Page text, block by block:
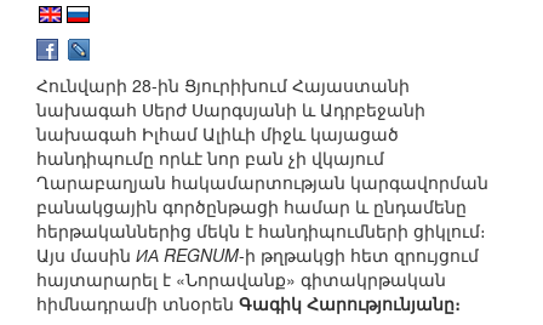
Հունվարի 28-ին Ցյուրիխում Հայաստանի
նախագահ Սերժ Սարգսյանի և Ադրբեջանի
նախագահ Իլհամ Ալիևի միջև կայացած
հանդիպումը որևէ նոր բան չի վկայում
Ղարաբաղյան հակամարտության կարգավորման
բանակցային գործընթացի համար և ընդամենը
հերթականներից մեկն է հանդիպումների ցիկլում։
Այս մասին ИА REGNUM-ի թղթակցի հետ զրույցում
հայտարարել է «Նորավանք» գիտակրթական
հիմնադրամի տնօրեն Գագիկ Հարությունյանը։